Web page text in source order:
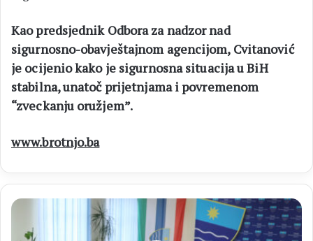
Kao predsjednik Odbora za nadzor nad
sigurnosno-obavještajnom agencijom, Cvitanović
je ocijenio kako je sigurnosna situacija u BiH
stabilna, unatoč prijetnjama i povremenom
“zveckanju oružjem”.
www.brotnjo.ba
VLADA
Sastanak